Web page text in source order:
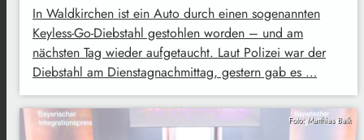
In Waldkirchen ist ein Auto durch einen sogenannten
Keyless-Go-Diebstahl gestohlen worden – und am
nächsten Tag wieder aufgetaucht. Laut Polizei war der
Diebstahl am Dienstagnachmittag, gestern gab es …
Foto: Matthias Balk